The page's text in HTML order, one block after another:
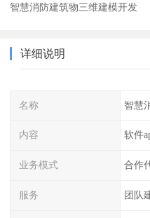
智慧消防建筑物三维建模开发
详细说明
名称 智慧
内容 软件
业务模式 合作
服务 团队